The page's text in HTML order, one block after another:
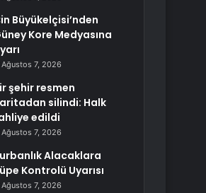
Büyükelçisi’nden
Kore Medyasına
Ağustos 7, 2026
şehir resmen
silindi: Halk
edildi
Ağustos 7, 2026
Alacaklara
Kontrolü Uyarısı
Ağustos 7, 2026